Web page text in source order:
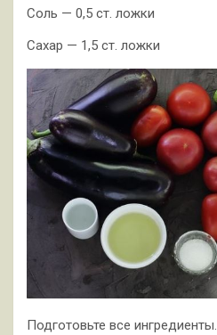
Соль — 0,5 ст. ложки
Сахар — 1,5 ст. ложки
Подготовьте все